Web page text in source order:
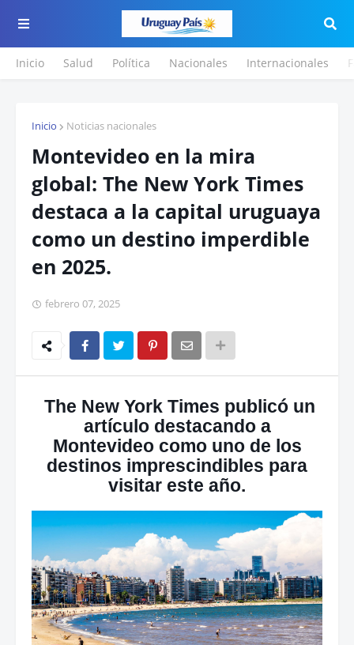
Inicio Salud Política Nacionales Internacionales
Inicio Noticias nacionales
Montevideo en la mira
global: The New York Times
destaca a la capital uruguaya
como un destino imperdible
en 2025.
febrero 07, 2025
The New York Times publicó un
artículo destacando a
Montevideo como uno de los
destinos imprescindibles para
visitar este año.